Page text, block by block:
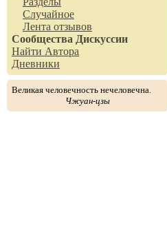
Случайное
Лента отзывов
Сообщества Дискуссии
Найти Автора
Дневники
Великая человечность нечеловечна.
Чжуан-цзы